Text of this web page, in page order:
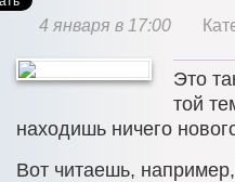
4 января в 17:00
Это
той
находишь ничего
Вот читаешь,